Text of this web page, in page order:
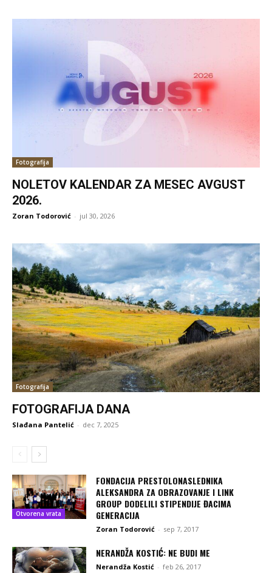
Fotografija
NOLETOV KALENDAR ZA MESEC AVGUST
2026.
Zoran Todorović - jul 30, 2026
Fotografija
FOTOGRAFIJA DANA
Slađana Pantelić - dec 7, 2025
Otvorena vrata
FONDACIJA PRESTOLONASLEDNIKA
ALEKSANDRA ZA OBRAZOVANJE I LINK
GROUP DODELILI STIPENDIJE ĐACIMA
GENERACIJA
Zoran Todorović - sep 7, 2017
NERANDŽA KOSTIĆ: NE BUDI ME
Nerandža Kostić - feb 26, 2017